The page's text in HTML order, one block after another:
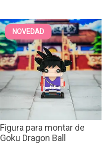
NOVEDAD
Figura para montar de
Goku Dragon Ball